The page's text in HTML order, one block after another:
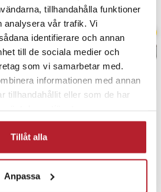
tillhandahålla funktioner
analysera vår trafik. Vi
identifierare och annan
till de sociala medier och
som vi samarbetar med.
informationen med annan
tillhandahållit eller som de har
Tillåt alla
Anpassa